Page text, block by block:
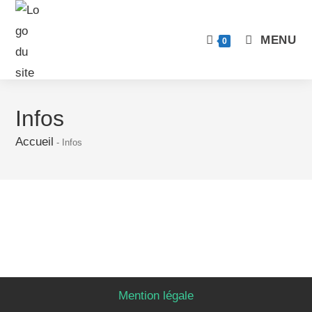
0 MENU
Infos
Accueil - Infos
Mention légale